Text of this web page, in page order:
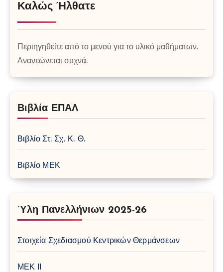
Καλώς Ήλθατε
Περιηγηθείτε από το μενού για το υλικό μαθήματων.
Ανανεώνεται συχνά.
Βιβλία ΕΠΑΛ
Βιβλίο Στ. Σχ. Κ. Θ.
Βιβλίο ΜΕΚ
Ύλη Πανελλήνιων 2025-26
Στοιχεία Σχεδιασμού Κεντρικών Θερμάνσεων
ΜΕΚ ΙΙ